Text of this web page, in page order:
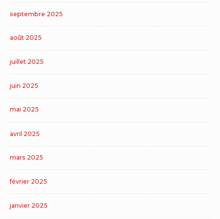
septembre 2025
août 2025
juillet 2025
juin 2025
mai 2025
avril 2025
mars 2025
février 2025
janvier 2025